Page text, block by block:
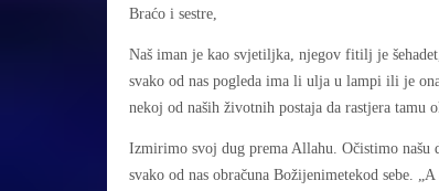
Braćo i sestre,
Naš iman je kao svjetiljka, njegov fitilj je
svako od nas pogleda ima li ulja u lampi ili je
nekoj od naših životnih postaja da rastjera tamu
Izmirimo svoj dug prema Allahu. Očistimo našu
svako od nas obračuna Božijenimetekod sebe.